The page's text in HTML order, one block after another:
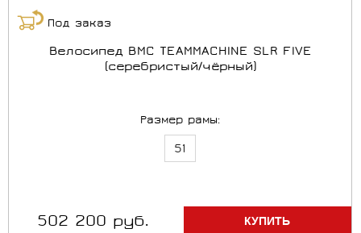
Под заказ
Велосипед BMC TEAMMACHINE SLR FIVE
(серебристый/чёрный)
Размер рамы:
51
502 200 руб.